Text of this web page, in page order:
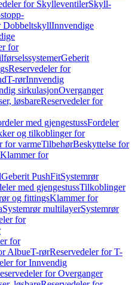
for SkylleventilerSkyll-
DobbeltskyllInnvendige
for
Geberit
Reservedeler for
T-rørInnvendig
sirkulasjonOverganger
løsbareReservedeler for
med gjengestussFordeler
og tilkoblinger for
for varmeTilbehørBeskyttelse for
Klammer for
Geberit PushFitSystemrør
med gjengestussTilkoblinger
og fittingsKlammer for
Systemrør multilayerSystemrør
for
for
AlbueT-rørReservedeler for T-
for Innvendig
for Overganger